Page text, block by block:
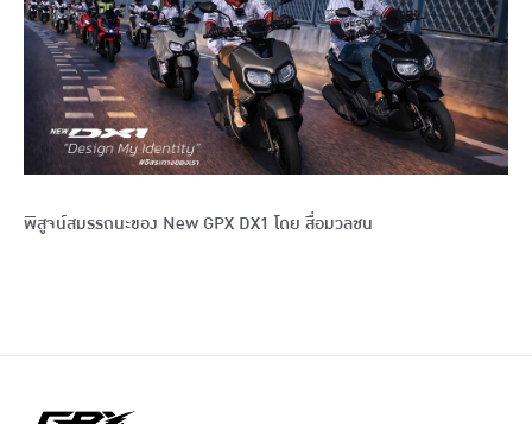
พิสูจน์สมรรถนะของ New GPX DX1 โดย สื่อมวลชน